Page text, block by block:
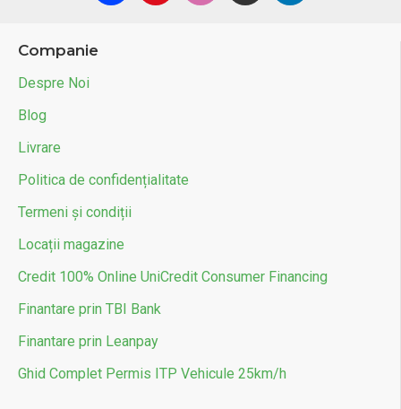
Companie
Despre Noi
Blog
Livrare
Politica de confidențialitate
Termeni și condiții
Locații magazine
Credit 100% Online UniCredit Consumer Financing
Finantare prin TBI Bank
Finantare prin Leanpay
Ghid Complet Permis ITP Vehicule 25km/h